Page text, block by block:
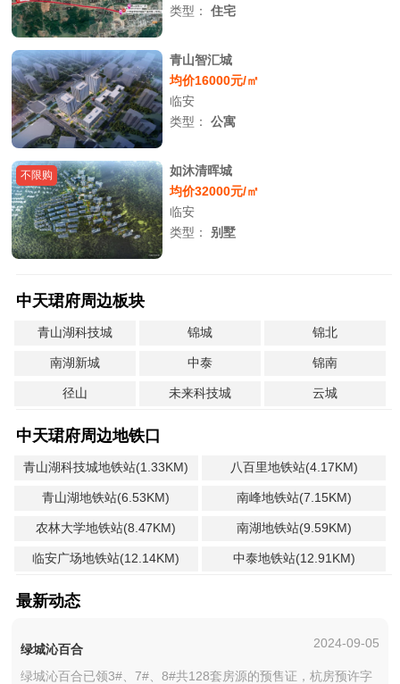
类型：住宅
青山智汇城
均价16000元/㎡
临安
类型：公寓
不限购
如沐清晖城
均价32000元/㎡
临安
类型：别墅
中天珺府周边板块
青山湖科技城 锦城 锦北
南湖新城 中泰 锦南
径山 未来科技城 云城
中天珺府周边地铁口
青山湖科技城地铁站(1.33KM) 八百里地铁站(4.17KM)
青山湖地铁站(6.53KM) 南峰地铁站(7.15KM)
农林大学地铁站(8.47KM) 南湖地铁站(9.59KM)
临安广场地铁站(12.14KM) 中泰地铁站(12.91KM)
最新动态
绿城沁百合 2024-09-05
绿城沁百合已领3#、7#、8#共128套房源的预售证，杭房预许字